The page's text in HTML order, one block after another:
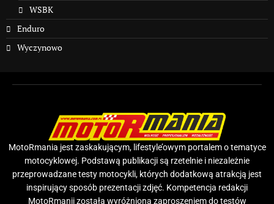
WSBK
Enduro
Wyczynowo
MotoRmania jest zaskakującym, lifestyle’owym portalem o tematyce
motocyklowej. Podstawą publikacji są rzetelnie i niezależnie
przeprowadzane testy motocykli, których dodatkową atrakcją jest
inspirujący sposób prezentacji zdjęć. Kompetencja redakcji
MotoRmanii została wyróżniona zaproszeniem do testów